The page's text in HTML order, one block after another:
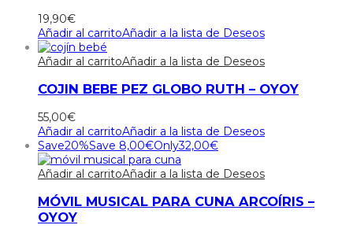
19,90€
Añadir al carritoAñadir a la lista de Deseos
Añadir al carritoAñadir a la lista de Deseos
COJIN BEBE PEZ GLOBO RUTH – OYOY
55,00€
Añadir al carritoAñadir a la lista de Deseos
Save20%Save 8,00€Only32,00€
Añadir al carritoAñadir a la lista de Deseos
MÓVIL MUSICAL PARA CUNA ARCOÍRIS –
OYOY